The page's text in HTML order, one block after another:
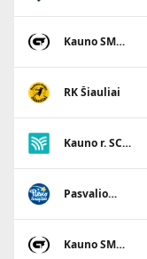
SC/Dragūnas
Kauno SM
RK Šiauliai
Kauno r. SC-
Pasvalio
žvaigždės
Kauno SM